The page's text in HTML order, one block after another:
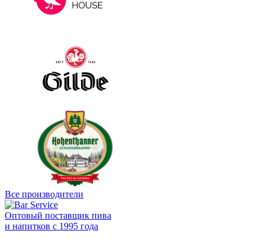
Все производители
Оптовый поставщик пива
и напитков с 1995 года